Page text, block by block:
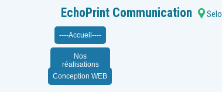
EchoPrint Communication
Conception WEB
----Accueil----
Nos
réalisations